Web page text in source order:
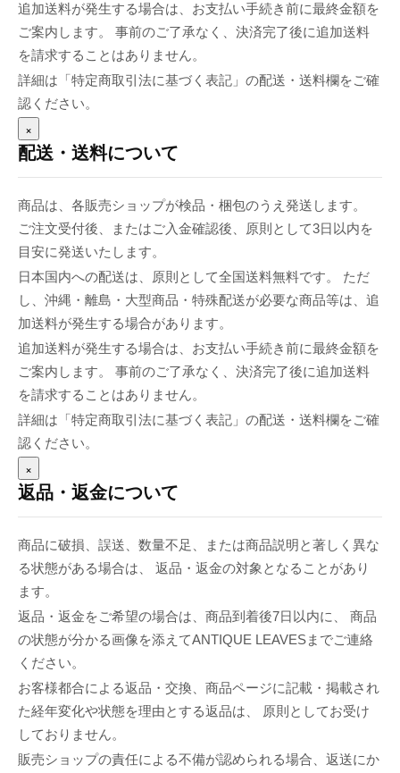
追加送料が発生する場合は、お支払い手続き前に最終金額を
ご案内します。 事前のご了承なく、決済完了後に追加送料
を請求することはありません。
詳細は「特定商取引法に基づく表記」の配送・送料欄をご確
認ください。
×
配送・送料について
商品は、各販売ショップが検品・梱包のうえ発送します。
ご注文受付後、またはご入金確認後、原則として3日以内を
目安に発送いたします。
日本国内への配送は、原則として全国送料無料です。 ただ
し、沖縄・離島・大型商品・特殊配送が必要な商品等は、追
加送料が発生する場合があります。
追加送料が発生する場合は、お支払い手続き前に最終金額を
ご案内します。 事前のご了承なく、決済完了後に追加送料
を請求することはありません。
詳細は「特定商取引法に基づく表記」の配送・送料欄をご確
認ください。
×
返品・返金について
商品に破損、誤送、数量不足、または商品説明と著しく異な
る状態がある場合は、 返品・返金の対象となることがあり
ます。
返品・返金をご希望の場合は、商品到着後7日以内に、 商品
の状態が分かる画像を添えてANTIQUE LEAVESまでご連絡
ください。
お客様都合による返品・交換、商品ページに記載・掲載され
た経年変化や状態を理由とする返品は、 原則としてお受け
しておりません。
販売ショップの責任による不備が認められる場合、返送にか